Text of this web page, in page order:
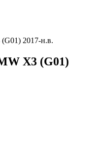
2017-н.в.
X3 (G01)